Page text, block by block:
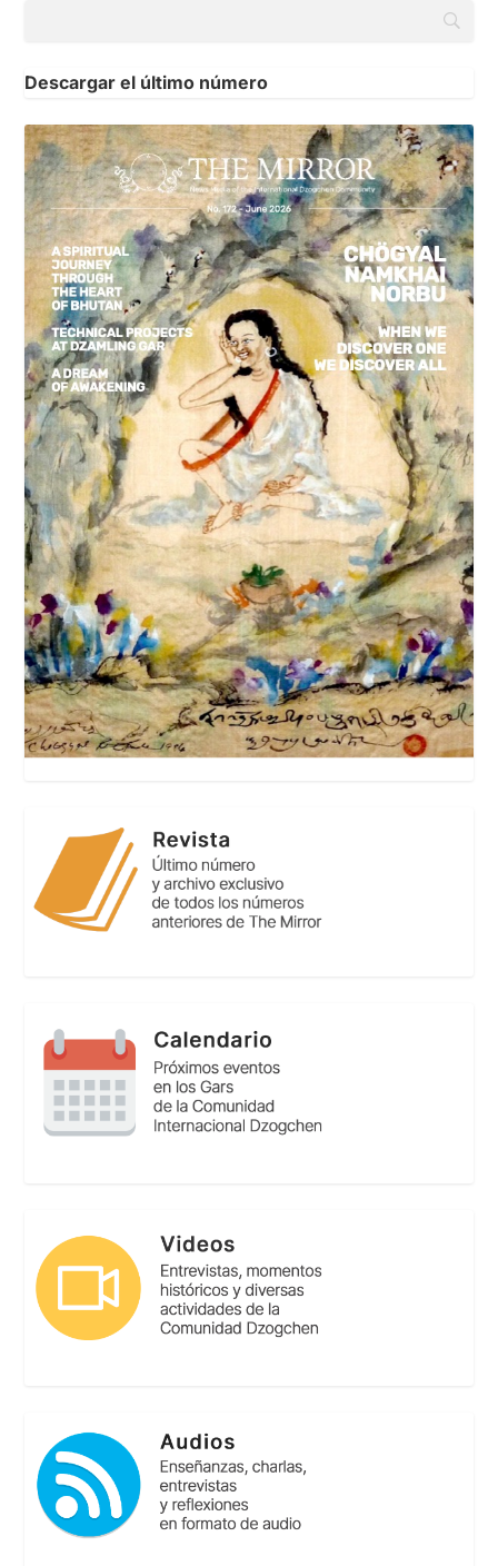
Descargar el último número